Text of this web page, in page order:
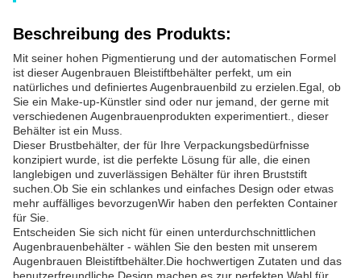
Beschreibung des Produkts:
Mit seiner hohen Pigmentierung und der automatischen Formel
ist dieser Augenbrauen Bleistiftbehälter perfekt, um ein
natürliches und definiertes Augenbrauenbild zu erzielen.Egal, ob
Sie ein Make-up-Künstler sind oder nur jemand, der gerne mit
verschiedenen Augenbrauenprodukten experimentiert., dieser
Behälter ist ein Muss.
Dieser Brustbehälter, der für Ihre Verpackungsbedürfnisse
konzipiert wurde, ist die perfekte Lösung für alle, die einen
langlebigen und zuverlässigen Behälter für ihren Bruststift
suchen.Ob Sie ein schlankes und einfaches Design oder etwas
mehr auffälliges bevorzugenWir haben den perfekten Container
für Sie.
Entscheiden Sie sich nicht für einen unterdurchschnittlichen
Augenbrauenbehälter - wählen Sie den besten mit unserem
Augenbrauen Bleistiftbehälter.Die hochwertigen Zutaten und das